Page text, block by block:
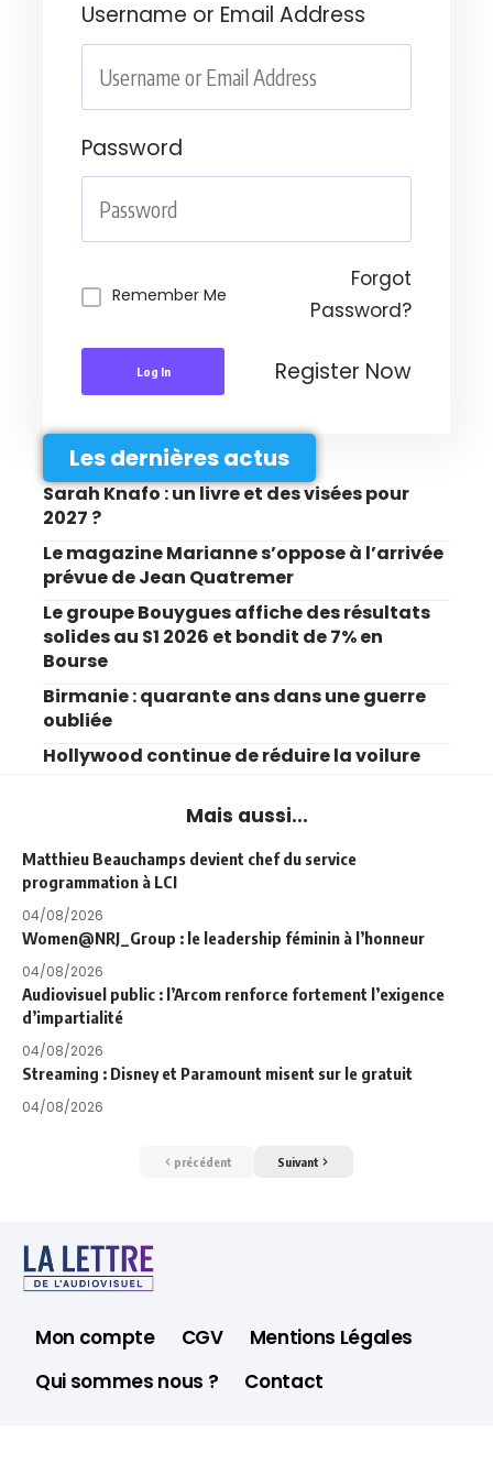
Username or Email Address
Password
Remember Me
Forgot
Password?
Log In Register Now
Les dernières actus
Sarah Knafo : un livre et des visées pour
2027 ?
Le magazine Marianne s’oppose à l’arrivée
prévue de Jean Quatremer
Le groupe Bouygues affiche des résultats
solides au S1 2026 et bondit de 7% en
Bourse
Birmanie : quarante ans dans une guerre
oubliée
Hollywood continue de réduire la voilure
Mais aussi...
Matthieu Beauchamps devient chef du service
programmation à LCI
04/08/2026
Women@NRJ_Group : le leadership féminin à l’honneur
04/08/2026
Audiovisuel public : l’Arcom renforce fortement l’exigence
d’impartialité
04/08/2026
Streaming : Disney et Paramount misent sur le gratuit
04/08/2026
précédent Suivant
Mon compte CGV
Mentions Légales
Qui sommes nous ?
Contact